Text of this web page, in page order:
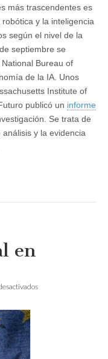
más trascendentes es
y la inteligencia
según el nivel de la
septiembre se
National Bureau of
de la IA. Unos
Institute of
publicó un informe
Se trata de
y la evidencia
en
en